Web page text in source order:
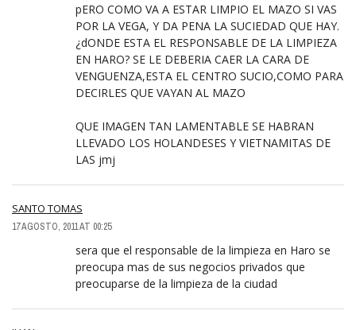
pERO COMO VA A ESTAR LIMPIO EL MAZO SI VAS
POR LA VEGA, Y DA PENA LA SUCIEDAD QUE HAY.
¿dONDE ESTA EL RESPONSABLE DE LA LIMPIEZA
EN HARO? SE LE DEBERIA CAER LA CARA DE
VENGUENZA,ESTA EL CENTRO SUCIO,COMO PARA
DECIRLES QUE VAYAN AL MAZO
QUE IMAGEN TAN LAMENTABLE SE HABRAN
LLEVADO LOS HOLANDESES Y VIETNAMITAS DE
LAS jmj
SANTO TOMAS
17 AGOSTO, 2011 AT 00:25
sera que el responsable de la limpieza en Haro se
preocupa mas de sus negocios privados que
preocuparse de la limpieza de la ciudad